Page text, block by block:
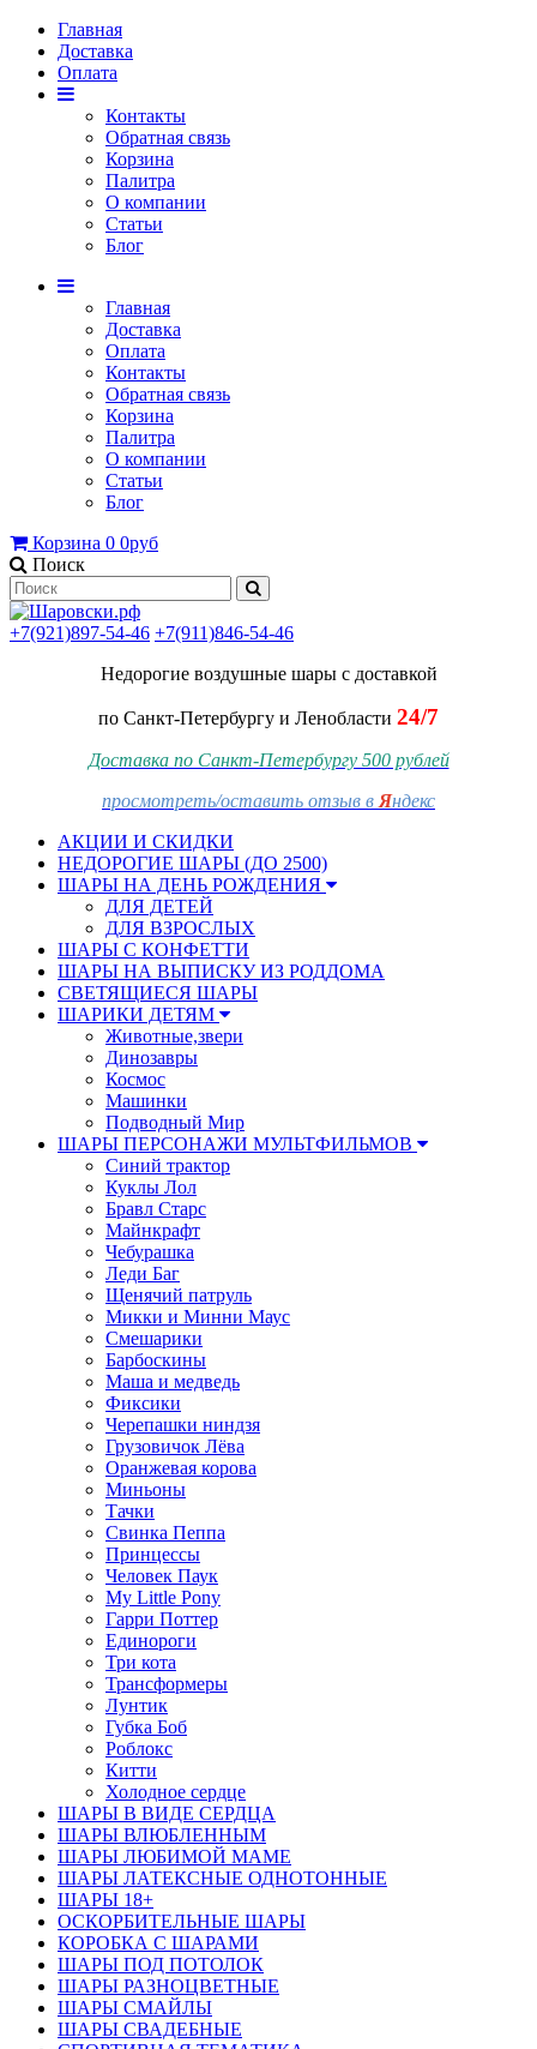
Главная
Доставка
Оплата
Контакты
Обратная связь
Корзина
Палитра
О компании
Статьи
Блог
Главная
Доставка
Оплата
Контакты
Обратная связь
Корзина
Палитра
О компании
Статьи
Блог
Корзина 0 0руб
Поиск
+7(921)897-54-46 +7(911)846-54-46
Недорогие воздушные шары с доставкой
по Санкт-Петербургу и Ленобласти 24/7
Доставка по Санкт-Петербургу 500 рублей
просмотреть/оставить отзыв в Яндекс
АКЦИИ И СКИДКИ
НЕДОРОГИЕ ШАРЫ (ДО 2500)
ШАРЫ НА ДЕНЬ РОЖДЕНИЯ
ДЛЯ ДЕТЕЙ
ДЛЯ ВЗРОСЛЫХ
ШАРЫ С КОНФЕТТИ
ШАРЫ НА ВЫПИСКУ ИЗ РОДДОМА
СВЕТЯЩИЕСЯ ШАРЫ
ШАРИКИ ДЕТЯМ
Животные,звери
Динозавры
Космос
Машинки
Подводный Мир
ШАРЫ ПЕРСОНАЖИ МУЛЬТФИЛЬМОВ
Синий трактор
Куклы Лол
Бравл Старс
Майнкрафт
Чебурашка
Леди Баг
Щенячий патруль
Микки и Минни Маус
Смешарики
Барбоскины
Маша и медведь
Фиксики
Черепашки ниндзя
Грузовичок Лёва
Оранжевая корова
Миньоны
Тачки
Свинка Пеппа
Принцессы
Человек Паук
My Little Pony
Гарри Поттер
Единороги
Три кота
Трансформеры
Лунтик
Губка Боб
Роблокс
Китти
Холодное сердце
ШАРЫ В ВИДЕ СЕРДЦА
ШАРЫ ВЛЮБЛЕННЫМ
ШАРЫ ЛЮБИМОЙ МАМЕ
ШАРЫ ЛАТЕКСНЫЕ ОДНОТОННЫЕ
ШАРЫ 18+
ОСКОРБИТЕЛЬНЫЕ ШАРЫ
КОРОБКА С ШАРАМИ
ШАРЫ ПОД ПОТОЛОК
ШАРЫ РАЗНОЦВЕТНЫЕ
ШАРЫ СМАЙЛЫ
ШАРЫ СВАДЕБНЫЕ